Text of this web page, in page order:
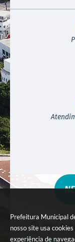
Prefeitura Municipal
nosso site usa
experiência de
Portal